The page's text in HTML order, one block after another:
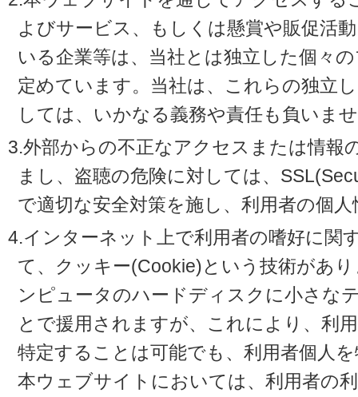
よびサービス、もしくは懸賞や販促活
いる企業等は、当社とは独立した個々
定めています。当社は、これらの独立
しては、いかなる義務や責任も負いま
3.外部からの不正なアクセスまたは情報
まし、盗聴の危険に対しては、
で適切な安全対策を施し、利用者の個
4.インターネット上で利用者の嗜好に関
て、クッキー(Cookie)という技術があ
ンピュータのハードディスクに小さな
とで援用されますが、これにより、利
特定することは可能でも、利用者個人
本ウェブサイトにおいては、利用者の